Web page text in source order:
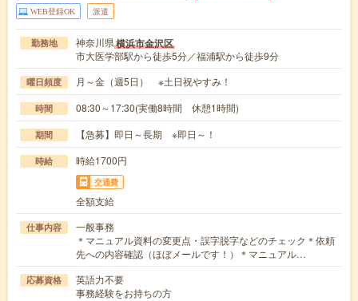
WEB登録OK 派遣
勤務地 神奈川県横浜市金沢区
市大医学部駅から徒歩5分／福浦駅から徒歩9分
曜日頻度 月～金（週5日） ※土日祝やすみ！
時間 08:30～17:30(実働8時間 休憩1時間)
期間 【急募】即日～長期 ※即日～！
時給 時給1700円
交通費
全額支給
仕事内容
一般事務
＊マニュアル資料の変更点・誤字脱字などのチェック＊依頼
先への内容確認（ほぼメールです！）＊マニュアル…
応募資格
英語力不要
事務経験をお持ちの方